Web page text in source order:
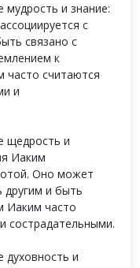
и знание:
с
связано с
к
считаются
и
щедрость и
Иаким
Оно может
другим и быть
Иаким часто
сострадательными.
и